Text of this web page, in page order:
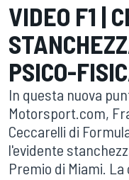
VIDEO F1 |
PSICO-
In questa nuova
Motorsport.com,
Ceccarelli di
l'evidente
Premio di Miami.